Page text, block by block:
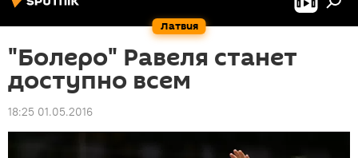
Латвия
"Болеро" Равеля станет
доступно всем
18:25 01.05.2016